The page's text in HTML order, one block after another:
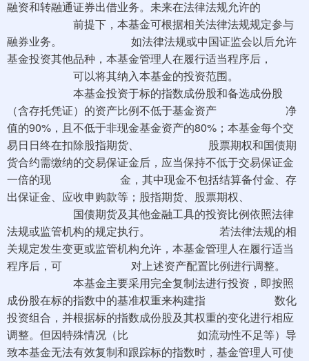
融资和转融通证券出借业务。未来在法律法规允许的
前提下，本基金可根据相关法律法规规定参与
融券业务。 如法律法规或中国证监会以后允许
基金投资其他品种，本基金管理人在履行适当程序后，
可以将其纳入本基金的投资范围。
本基金投资于标的指数成份股和备选成份股
（含存托凭证）的资产比例不低于基金资产 净
值的90%，且不低于非现金基金资产的80%；本基金每个交
易日日终在扣除股指期货、 股票期权和国债期
货合约需缴纳的交易保证金后，应当保持不低于交易保证金
一倍的现 金，其中现金不包括结算备付金、存
出保证金、应收申购款等；股指期货、股票期权、
国债期货及其他金融工具的投资比例依照法律
法规或监管机构的规定执行。 若法律法规的相
关规定发生变更或监管机构允许，本基金管理人在履行适当
程序后，可 对上述资产配置比例进行调整。
本基金主要采用完全复制法进行投资，即按照
成份股在标的指数中的基准权重来构建指 数化
投资组合，并根据标的指数成份股及其权重的变化进行相应
调整。但因特殊情况（比 如流动性不足等）导
致本基金无法有效复制和跟踪标的指数时，基金管理人可使